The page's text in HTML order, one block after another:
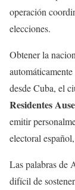
operación
elecciones.
Obtener la
desde Cuba, el
Residentes
emitir
electoral
Las palabras de
difícil de